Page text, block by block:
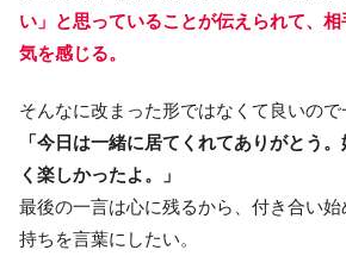
い」と思っていることが伝えられて、
気を感じる。
そんなに改まった形ではなくて良いので
「今日は一緒に居てくれてありがとう
く楽しかったよ。」
最後の一言は心に残るから、付き合い
持ちを言葉にしたい。